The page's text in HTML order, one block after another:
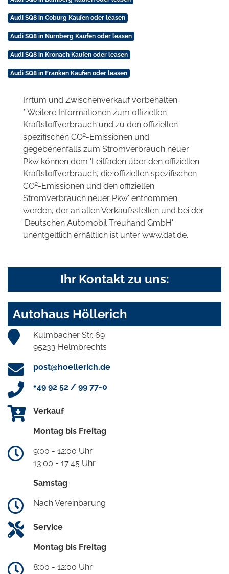
Audi SQ8 in Coburg Kaufen oder leasen
Audi SQ8 in Nürnberg Kaufen oder leasen
Audi SQ8 in Kronach Kaufen oder leasen
Audi SQ8 in Franken Kaufen oder leasen
Irrtum und Zwischenverkauf vorbehalten.
* Weitere Informationen zum offiziellen
Kraftstoffverbrauch und zu den offiziellen
spezifischen CO2-Emissionen und
gegebenenfalls zum Stromverbrauch neuer
Pkw können dem 'Leitfaden über den offiziellen
Kraftstoffverbrauch, die offiziellen spezifischen
CO2-Emissionen und den offiziellen
Stromverbrauch neuer Pkw' entnommen
werden, der an allen Verkaufsstellen und bei der
'Deutschen Automobil Treuhand GmbH'
unentgeltlich erhältlich ist unter www.dat.de.
Ihr Kontakt zu uns:
Autohaus Höllerich
Kulmbacher Str. 69
95233 Helmbrechts
post@hoellerich.de
+49 92 52 / 99 77-0
Verkauf
Montag bis Freitag
9:00 - 12:00 Uhr
13:00 - 17:45 Uhr
Samstag
Nach Vereinbarung
Service
Montag bis Freitag
8:00 - 12:00 Uhr